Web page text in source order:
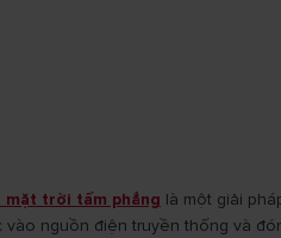
mặt trời tấm phẳng là một giải
vào nguồn điện truyền thống và